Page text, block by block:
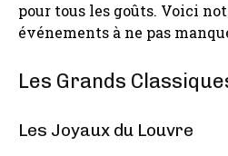
pour tous les goûts. Voici
événements à ne pas
Les Grands
Les Joyaux du Louvre